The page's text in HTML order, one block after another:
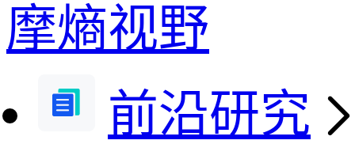
摩熵视野
前沿研究